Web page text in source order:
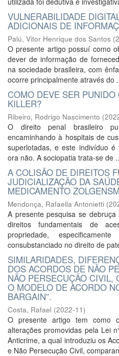
VULNERABILIDADE
ADICIONAIS DE
Palú, Vitor Henrique dos Santos (
O presente artigo possuí como
dever de informação de
na sociedade brasileira, com
ocorre principalmente através do
COMO DEVE SER PUNIDO
KILLER?
Ribeiro, Rodrigo Nascimento (
O direito penal brasileiro
encaminhando à hospitais de
superlotadas, e este indivíduo
ora não. A sociopatia trata-se de
A COLISÃO DE DIREITOS
JUDICIALIZAÇÃO DA
MEDICAMENTO
Mendonça, Rafaella Antonietti (
A presente pesquisa se
direitos fundamentais de
propriedade,
consubstanciado no direito de
SIMILARIDADES,
DOS ACORDOS DE NÃO
NÃO PERSECUÇÃO CIVIL,
O MODELO DE ACORDO
BARGAIN”.
Costa, Rafael (2022-11)
O presente artigo tem como
alterações promovidas pela Lei
Anticrime, a qual introduziu os
e Não Persecução Civil,